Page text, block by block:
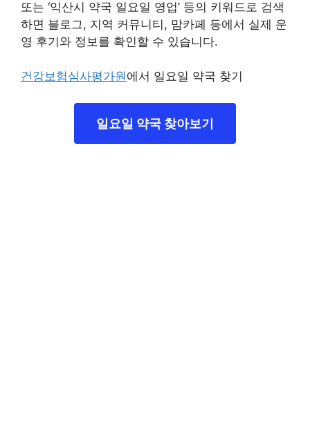
또는 ‘익산시 약국 일요일 영업’ 등의 키워드로 검색
하면 블로그, 지역 커뮤니티, 맘카페 등에서 실제 운
영 후기와 정보를 확인할 수 있습니다.
건강보험심사평가원에서 일요일 약국 찾기
일요일 약국 찾아보기